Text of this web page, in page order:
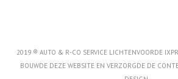
2019 ® AUTO & R-CO SERVICE LICHTENVOORDE
BOUWDE DEZE WEBSITE EN VERZORGDE DE